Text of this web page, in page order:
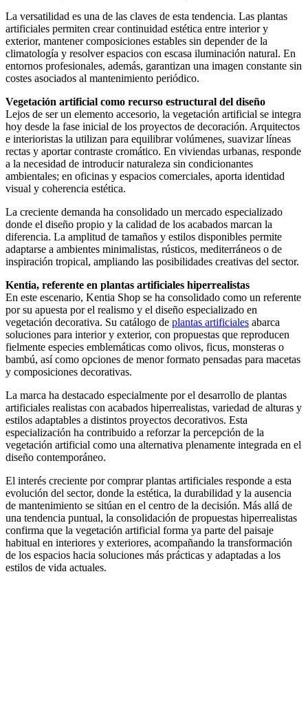
La versatilidad es una de las claves de esta tendencia. Las plantas
artificiales permiten crear continuidad estética entre interior y
exterior, mantener composiciones estables sin depender de la
climatología y resolver espacios con escasa iluminación natural. En
entornos profesionales, además, garantizan una imagen constante sin
costes asociados al mantenimiento periódico.
Vegetación artificial como recurso estructural del diseño
Lejos de ser un elemento accesorio, la vegetación artificial se integra
hoy desde la fase inicial de los proyectos de decoración. Arquitectos
e interioristas la utilizan para equilibrar volúmenes, suavizar líneas
rectas y aportar contraste cromático. En viviendas urbanas, responde
a la necesidad de introducir naturaleza sin condicionantes
ambientales; en oficinas y espacios comerciales, aporta identidad
visual y coherencia estética.
La creciente demanda ha consolidado un mercado especializado
donde el diseño propio y la calidad de los acabados marcan la
diferencia. La amplitud de tamaños y estilos disponibles permite
adaptarse a ambientes minimalistas, rústicos, mediterráneos o de
inspiración tropical, ampliando las posibilidades creativas del sector.
Kentia, referente en plantas artificiales hiperrealistas
En este escenario, Kentia Shop se ha consolidado como un referente
por su apuesta por el realismo y el diseño especializado en
vegetación decorativa. Su catálogo de plantas artificiales abarca
soluciones para interior y exterior, con propuestas que reproducen
fielmente especies emblemáticas como olivos, ficus, monsteras o
bambú, así como opciones de menor formato pensadas para macetas
y composiciones decorativas.
La marca ha destacado especialmente por el desarrollo de plantas
artificiales realistas con acabados hiperrealistas, variedad de alturas y
estilos adaptables a distintos proyectos decorativos. Esta
especialización ha contribuido a reforzar la percepción de la
vegetación artificial como una alternativa plenamente integrada en el
diseño contemporáneo.
El interés creciente por comprar plantas artificiales responde a esta
evolución del sector, donde la estética, la durabilidad y la ausencia
de mantenimiento se sitúan en el centro de la decisión. Más allá de
una tendencia puntual, la consolidación de propuestas hiperrealistas
confirma que la vegetación artificial forma ya parte del paisaje
habitual en interiores y exteriores, acompañando la transformación
de los espacios hacia soluciones más prácticas y adaptadas a los
estilos de vida actuales.